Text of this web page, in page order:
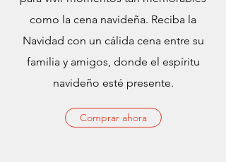
como la cena navideña. Reciba la
Navidad con un cálida cena entre su
familia y amigos, donde el espíritu
navideño esté presente.
Comprar ahora